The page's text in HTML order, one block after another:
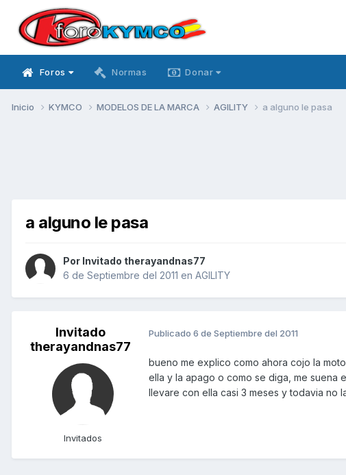
Foros Normas Donar
Inicio KYMCO MODELOS DE LA MARCA AGILITY a alguno le pasa
a alguno le pasa
Por Invitado therayandnas77
6 de Septiembre del 2011 en AGILITY
Invitado
therayandnas77
Invitados
Publicado 6 de Septiembre del 2011
bueno me explico como ahora cojo la
ella y la apago o como se diga, me
llevare con ella casi 3 meses y todavia no